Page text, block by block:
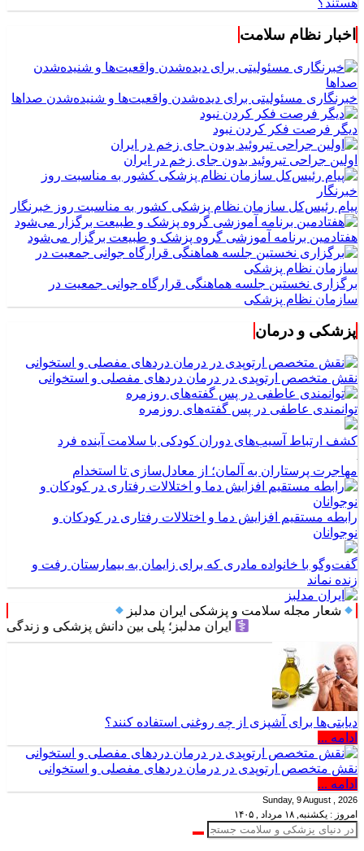
اخبار نظام سلامت
خبرنگاری مسئولیتی برای دیده‌شدن واقعیت‌ها و شنیده‌شدن صداها
دیگر فرصت فکر کردن نبود
اولین جراحی تیروئید بدون جای زخم در ایران
پیام رئیس‌کل سازمان نظام پزشکی کشور به مناسبت روز خبرنگار
هفتادمین برنامه آموزشی گروه پزشک و طبیعت برگزار می‌شود
برگزاری نخستین جلسه هماهنگی قرارگاه جوانی جمعیت در
سازمان نظام پزشکی
پزشکی و درمان
نقش متخصص ارتوپدی در درمان دردهای مفصلی و استخوانی
توانمندی عاطفی در پس گفته‌های روزمره
کشف ارتباط آسیب‌های دوران کودکی با سلامت آینده فرد
مهاجرت پرستاران به آلمان؛ از معادل‌سازی تا استخدام
رابطه مستقیم افزایش دما و اختلالات رفتاری در کودکان و
نوجوانان
گفت‌وگو با خانواده مادری که برای زایمان به بیمارستان رفت و
زنده نماند
شعار مجله سلامت و پزشکی ایران مدلبز
ایران مدلبز؛ پلی بین دانش پزشکی و زندگی روزمره
دیابتی‌ها برای آشپزی از چه روغنی استفاده کنند؟
ادامه ...
نقش متخصص ارتوپدی در درمان دردهای مفصلی و استخوانی
ادامه ...
Sunday, 9 August , 2026
امروز : یکشنبه, ۱۸ مرداد , ۱۴۰۵